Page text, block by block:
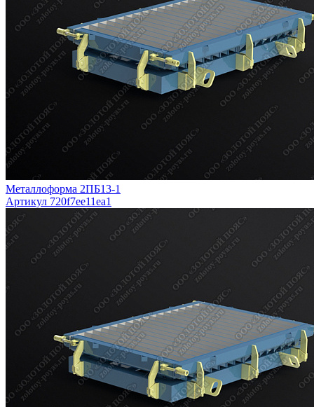
Металлоформа 2ПБ13-1
Артикул 720f7ee11ea1